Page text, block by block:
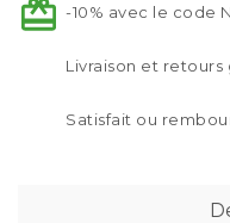
-10% avec le code
Livraison et retours
Satisfait ou